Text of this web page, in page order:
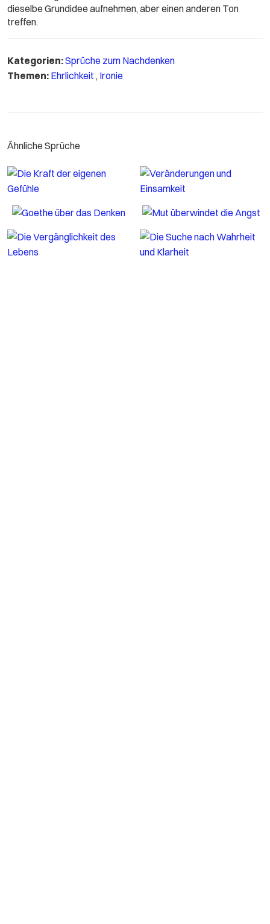
dieselbe Grundidee aufnehmen, aber einen anderen Ton
treffen.
Kategorien:Sprüche zum Nachdenken
Themen: Ehrlichkeit , Ironie
Ähnliche Sprüche